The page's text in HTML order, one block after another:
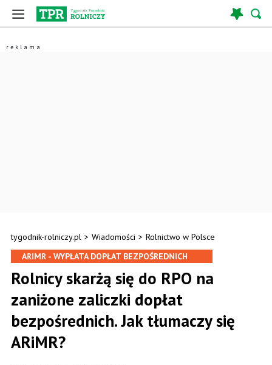
tygodnik-rolniczy.pl > Wiadomości > Rolnictwo w Polsce
ARIMR - WYPŁATA DOPŁAT BEZPOŚREDNICH
Rolnicy skarżą się do RPO na
zaniżone zaliczki dopłat
bezpośrednich. Jak tłumaczy się
ARiMR?